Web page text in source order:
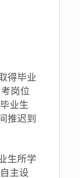
得毕业
岗位
业生
推迟到
生所学
主设